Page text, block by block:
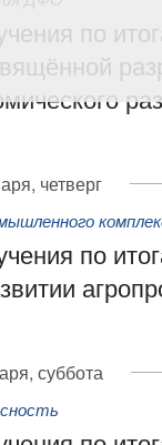
по
четверг
по
суббота